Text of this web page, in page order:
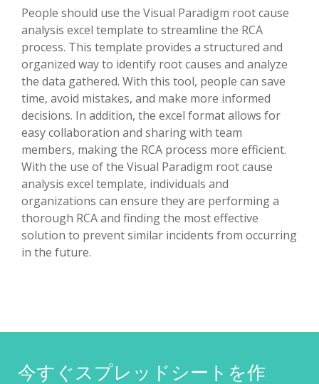
People should use the Visual Paradigm root cause
analysis excel template to streamline the RCA
process. This template provides a structured and
organized way to identify root causes and analyze
the data gathered. With this tool, people can save
time, avoid mistakes, and make more informed
decisions. In addition, the excel format allows for
easy collaboration and sharing with team
members, making the RCA process more efficient.
With the use of the Visual Paradigm root cause
analysis excel template, individuals and
organizations can ensure they are performing a
thorough RCA and finding the most effective
solution to prevent similar incidents from occurring
in the future.
今すぐスプレッドシートを作